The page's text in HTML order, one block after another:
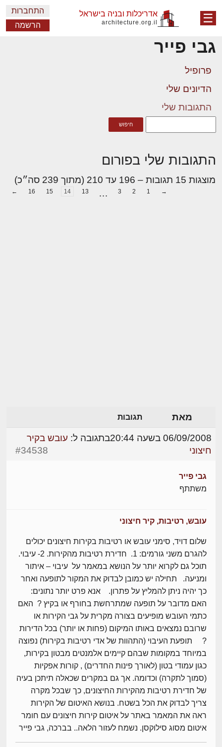
☰ אדריכלות ובניה בישראל
architecture.org.il
התחברות
הרשמה
גבי פייר
פרופיל
הדיונים שלי
התגובות שלי
התגובות שלי בפורום
מוצגות 15 תגובות – 196 עד 210 (מתוך 239 סה״כ)
→
1
2
3
…
13
14
15
16
←
מאת תגובות
06/09/2008 בשעה 20:44 בתגובה ל: עובש בקיר
חיצוני
#34538
גבי פייר
משתתף
עובש, רטיבות, קיר חיצוני
שלום דויד, סימני עובש או רטיבות בקירות חיצונים יכולים
להגרם משני גורמים: 1. חדירת רטיבות מהקירות. 2- עיבוי.
תוכל גם לקרוא יותר על הנושא במאמר על עיבוי – איתור
ומניעה. תחילה יש כמובן לבדוק את המקור לתופעה ואחר
כך יהיה ניתן להמליץ על פתרון. אנא פרט יותר נתונים:
האם מדובר על תופעה שמתרחשת בחורף או בקיץ ? האם
כתמי העובש מופיעים בצורה מקרית על גבי הקירות או
שרובם נמצאים באותו המיקום (פחות או יותר) בכל הדירות
? תופעת העיבוי (התהוות של אדי רטיבות בקירות) נפוצה
במיוחד במקומות שבהם קיימים אלמנטים מבטון בקירות,
כגון עמודי בטון (לאורך פינות החדרים) , קורות אפקיות
(סמוך לתקרה) וכדומה. אך גם במקרים שכאלה תיתכן בעיה
של חדירת רטיבות מהקירות החיצונים, כך שבכל מקרה
צריך לבדוק את הכל בשטח. בנושא האיטום של הקירות
ראה את המאמר באתר על איטום קירות חיצונים עם חומר
איטום מסוג סילוקסן. נשמח לעזור הלאה.. בברכה, גבי פייר